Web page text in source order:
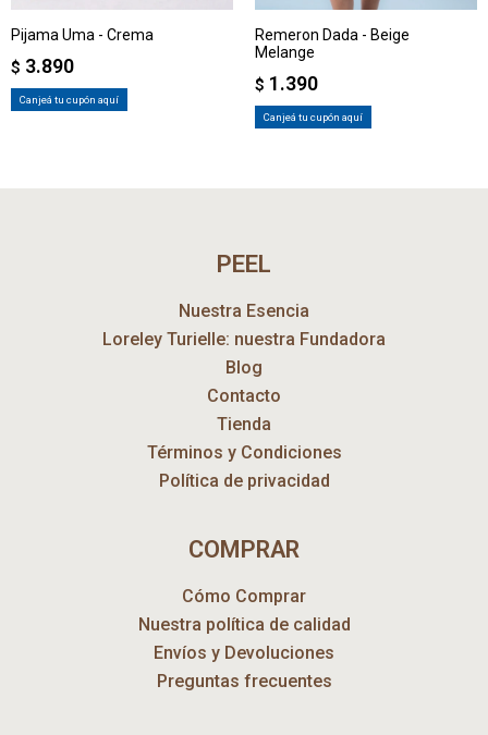
Pijama Uma - Crema
$ 3.890
Canjeá tu cupón aquí
Remeron Dada - Beige
Melange
$ 1.390
Canjeá tu cupón aquí
PEEL
Nuestra Esencia
Loreley Turielle: nuestra Fundadora
Blog
Contacto
Tienda
Términos y Condiciones
Política de privacidad
COMPRAR
Cómo Comprar
Nuestra política de calidad
Envíos y Devoluciones
Preguntas frecuentes